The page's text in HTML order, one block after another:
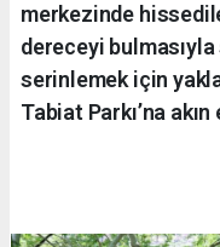
merkezinde
dereceyi
serinlemek için
Tabiat Parkı’na